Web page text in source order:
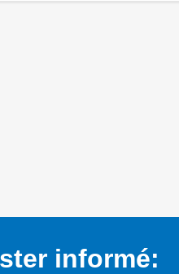
informé: